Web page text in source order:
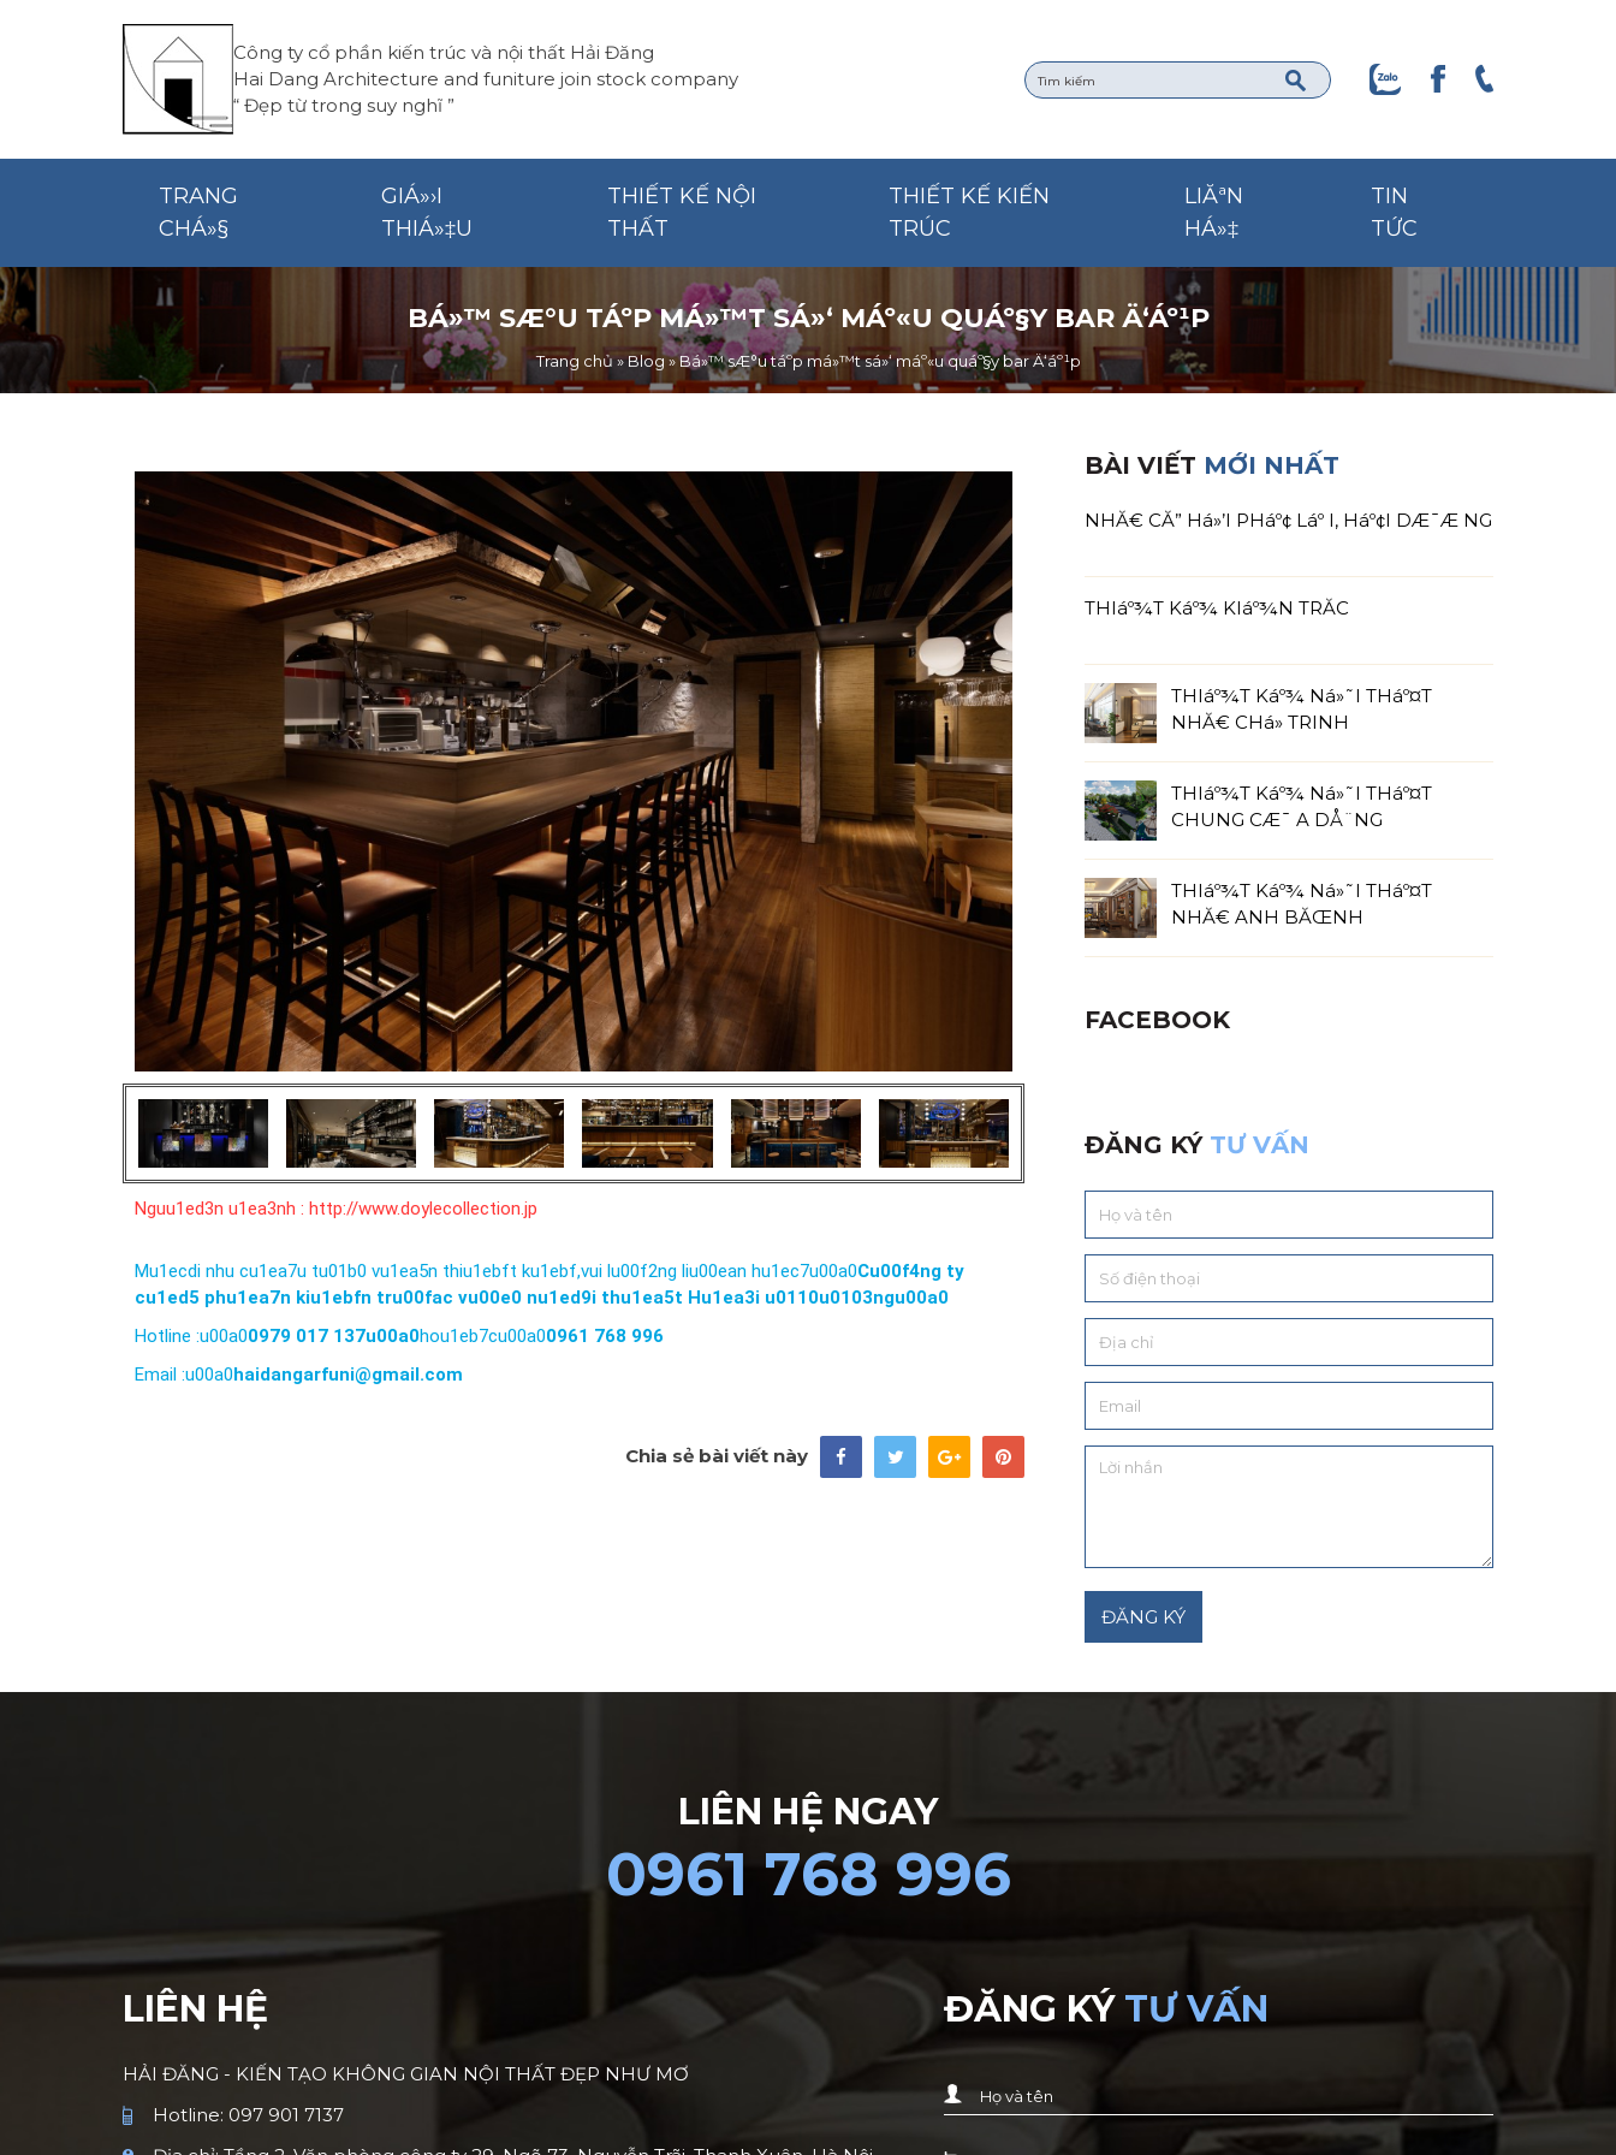
Công ty cổ phần kiến trúc và nội thất Hải Đăng
Hai Dang Architecture and funiture join stock company
“ Đẹp từ trong suy nghĩ ”
TRANG
CHÁ»§
GIÁ»›I
THIÁ»‡U
THIẾT KẾ NỘI
THẤT
THIẾT KẾ KIẾN
TRÚC
LIĂªN
HÁ»‡
TIN
TỨC
BÁ»™ SÆ°U TÁº­P MÁ»™T SÁ»‘ MÁº«U QUÁº§Y BAR Ä‘Áº¹P
Trang chủ»Blog»Bá»™ sÆ°u táº­p má»™t sá»‘ máº«u quáº§y bar Ä‘áº¹p
Nguu1ed3n u1ea3nh : http://www.doylecollection.jp
Mu1ecdi nhu cu1ea7u tu01b0 vu1ea5n thiu1ebft ku1ebf,vui lu00f2ng liu00ean hu1ec7u00a0Cu00f4ng ty
cu1ed5 phu1ea7n kiu1ebfn tru00fac vu00e0 nu1ed9i thu1ea5t Hu1ea3i u0110u0103ngu00a0
Hotline :u00a00979 017 137u00a0hou1eb7cu00a00961 768 996
Email :u00a0haidangarfuni@gmail.com
Chia sẻ bài viết này
BÀI VIẾT MỚI NHẤT
NHĂ€ CĂ” Há»’I PHáº¢ Láº I, Háº¢I DÆ¯Æ NG
THIáº¾T Káº¾ KIáº¾N TRĂC
THIáº¾T Káº¾ Ná»˜I THáº¤T
NHĂ€ CHá» TRINH
THIáº¾T Káº¾ Ná»˜I THáº¤T
CHUNG CÆ¯ A DÅ¨NG
THIáº¾T Káº¾ Ná»˜I THáº¤T
NHĂ€ ANH BĂŒNH
FACEBOOK
ĐĂNG KÝ TƯ VẤN
LIÊN HỆ NGAY
0961 768 996
ĐĂNG KÝ TƯ VẤN
LIÊN HỆ
HẢI ĐĂNG - KIẾN TẠO KHÔNG GIAN NỘI THẤT ĐẸP NHƯ MƠ
Hotline: 097 901 7137